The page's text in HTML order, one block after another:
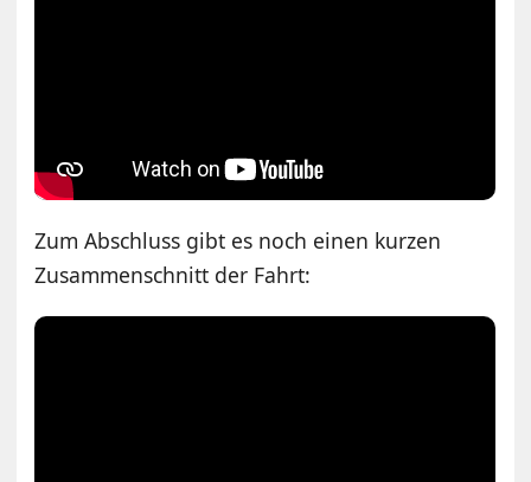
Zum Abschluss gibt es noch einen kurzen
Zusammenschnitt der Fahrt: